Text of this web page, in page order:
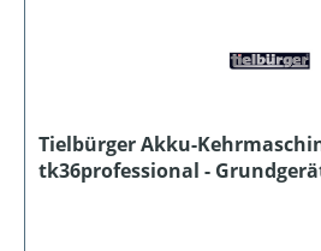
Tielbürger Akku-
tk36professional -